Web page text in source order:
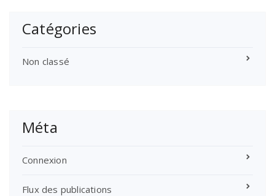
Catégories
Non classé
Méta
Connexion
Flux des publications